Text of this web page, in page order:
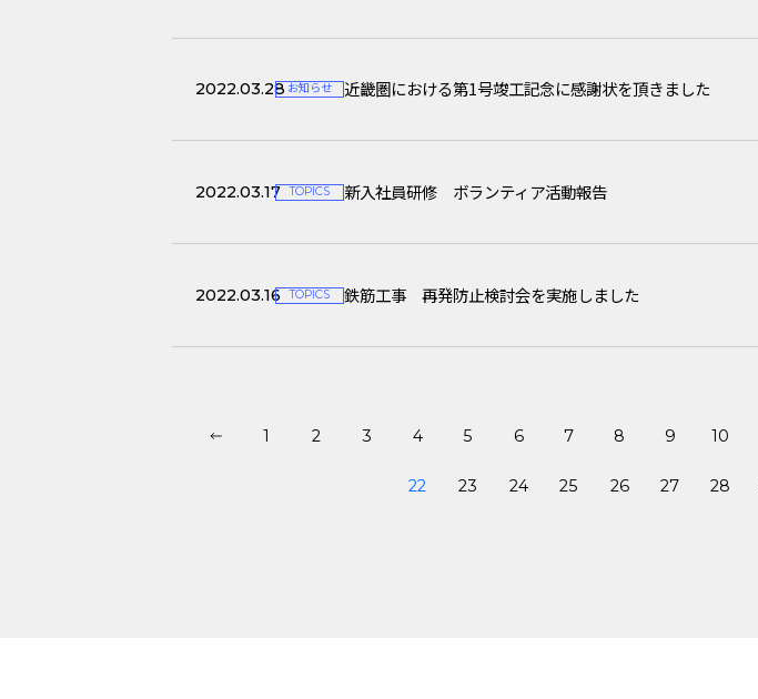
2022.03.28 お知らせ 近畿圏における第1号竣工記念に感謝状を頂きました
2022.03.17 TOPICS 新入社員研修 ボランティア活動報告
2022.03.16 TOPICS 鉄筋工事 再発防止検討会を実施しました
1 2 3 4 5 6 7 8 9 10
22 23 24 25 26 27 28